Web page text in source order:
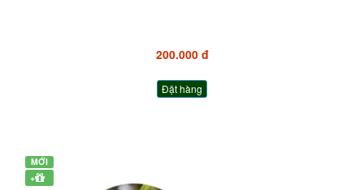
200.000 đ
Đặt hàng
MỚI
+